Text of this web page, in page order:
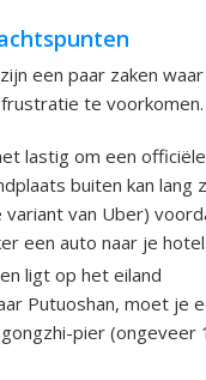
een paar zaken waar
te voorkomen.
lastig om een officiële
buiten kan lang
variant van Uber)
een auto naar je
ligt op het eiland
Putuoshan, moet je
pier (ongeveer